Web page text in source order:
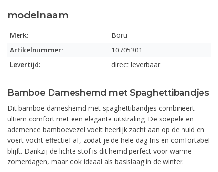
modelnaam
Merk:
Boru
Artikelnummer:
10705301
Levertijd:
direct leverbaar
Bamboe Dameshemd met Spaghettibandjes
Dit bamboe dameshemd met spaghettibandjes combineert
ultiem comfort met een elegante uitstraling. De soepele en
ademende bamboevezel voelt heerlijk zacht aan op de huid en
voert vocht effectief af, zodat je de hele dag fris en comfortabel
blijft. Dankzij de lichte stof is dit hemd perfect voor warme
zomerdagen, maar ook ideaal als basislaag in de winter.